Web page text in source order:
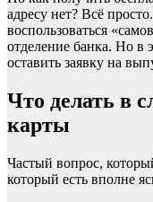
адресу нет? Всё
воспользоваться
отделение банка. Но в
оставить заявку на
Что делать в
карты
Частый вопрос,
который есть вполне